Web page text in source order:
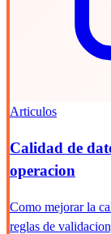
Articulos
Calidad de
operacion
Como mejorar la
reglas de